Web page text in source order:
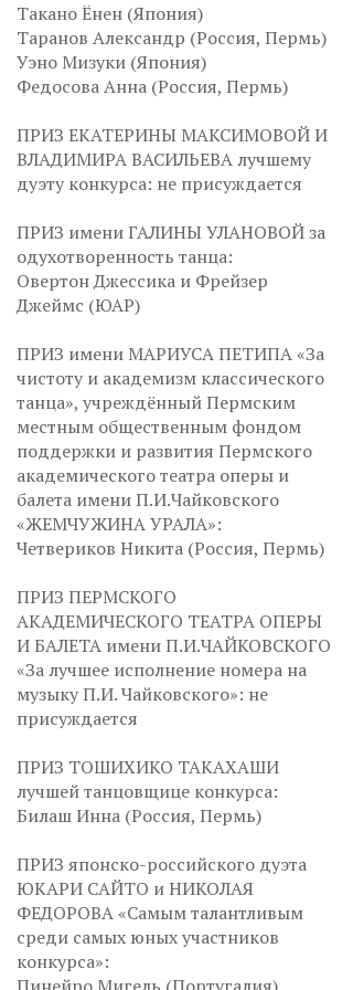
Такано Ёнен (Япония)
Таранов Александр (Россия, Пермь)
Уэно Мизуки (Япония)
Федосова Анна (Россия, Пермь)
ПРИЗ ЕКАТЕРИНЫ МАКСИМОВОЙ И
ВЛАДИМИРА ВАСИЛЬЕВА лучшему
дуэту конкурса: не присуждается
ПРИЗ имени ГАЛИНЫ УЛАНОВОЙ за
одухотворенность танца:
Овертон Джессика и Фрейзер
Джеймс (ЮАР)
ПРИЗ имени МАРИУСА ПЕТИПА «За
чистоту и академизм классического
танца», учреждённый Пермским
местным общественным фондом
поддержки и развития Пермского
академического театра оперы и
балета имени П.И.Чайковского
«ЖЕМЧУЖИНА УРАЛА»:
Четвериков Никита (Россия, Пермь)
ПРИЗ ПЕРМСКОГО
АКАДЕМИЧЕСКОГО ТЕАТРА ОПЕРЫ
И БАЛЕТА имени П.И.ЧАЙКОВСКОГО
«За лучшее исполнение номера на
музыку П.И. Чайковского»: не
присуждается
ПРИЗ ТОШИХИКО ТАКАХАШИ
лучшей танцовщице конкурса:
Билаш Инна (Россия, Пермь)
ПРИЗ японско-российского дуэта
ЮКАРИ САЙТО и НИКОЛАЯ
ФЕДОРОВА «Самым талантливым
среди самых юных участников
конкурса»: